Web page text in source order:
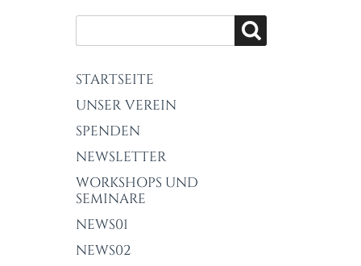
STARTSEITE
UNSER VEREIN
SPENDEN
NEWSLETTER
WORKSHOPS UND
SEMINARE
NEWS01
NEWS02